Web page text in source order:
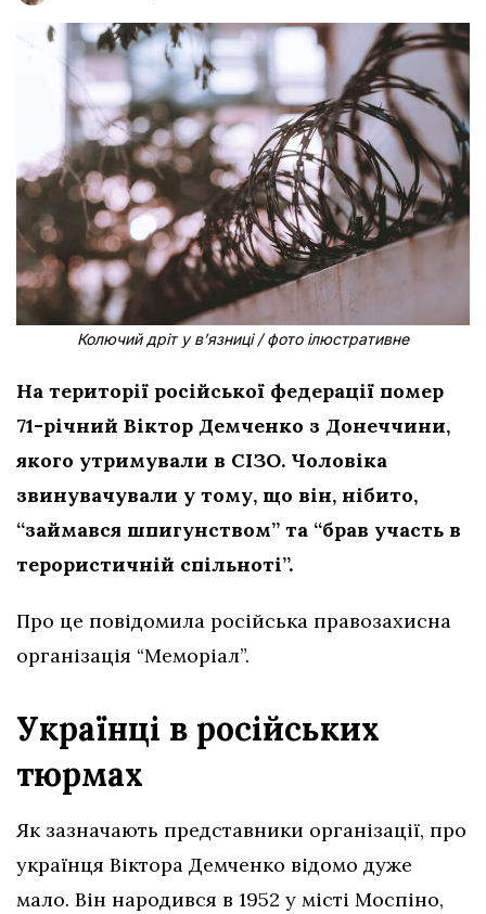
Колючий дріт у в’язниці / фото ілюстративне
На території російської федерації помер
71-річний Віктор Демченко з Донеччини,
якого утримували в СІЗО. Чоловіка
звинувачували у тому, що він, нібито,
“займався шпигунством” та “брав участь в
терористичній спільноті”.
Про це повідомила російська правозахисна
організація “Меморіал”.
Українці в російських
тюрмах
Як зазначають представники організації, про
українця Віктора Демченко відомо дуже
мало. Він народився в 1952 у місті Моспіно,